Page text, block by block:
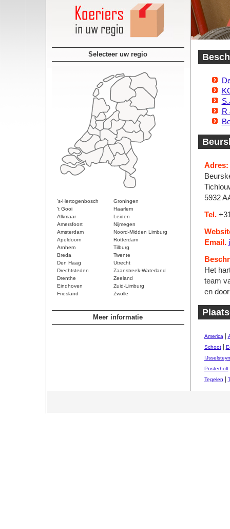
Selecteer uw regio
's-Hertogenbosch
Groningen
't Gooi
Haarlem
Alkmaar
Leiden
Amersfoort
Nijmegen
Amsterdam
Noord-Midden Limburg
Apeldoorn
Rotterdam
Arnhem
Tilburg
Breda
Twente
Den Haag
Utrecht
Drechtsteden
Zaanstreek-Waterland
Drenthe
Zeeland
Eindhoven
Zuid-Limburg
Friesland
Zwolle
Meer informatie
R
Adres:
5932
Tel.
Email.
Het
team
en
America|
Schoot|
Posterholt
Tegelen